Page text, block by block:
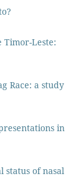
Timor-Leste:
Race: a study
in
status of nasal